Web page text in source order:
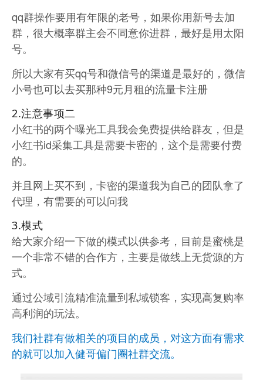
qq群操作要用有年限的老号，如果你用新号去加
群，很大概率群主会不同意你进群，最好是用太阳
号。
所以大家有买qq号和微信号的渠道是最好的，微信
小号也可以去买那种9元月租的流量卡注册
2.注意事项二
小红书的两个曝光工具我会免费提供给群友，但是
小红书id采集工具是需要卡密的，这个是需要付费
的。
并且网上买不到，卡密的渠道我为自己的团队拿了
代理，有需要的可以问我
3.模式
给大家介绍一下做的模式以供参考，目前是蜜桃是
一个非常不错的合作方，主要是做线上无货源的方
式。
通过公域引流精准流量到私域锁客，实现高复购率
高利润的玩法。
我们社群有做相关的项目的成员，对这方面有需求
的就可以加入健哥偏门圈社群交流。